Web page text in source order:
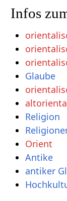
Infos
Glaube
Religion
Orient
Antike
antiker